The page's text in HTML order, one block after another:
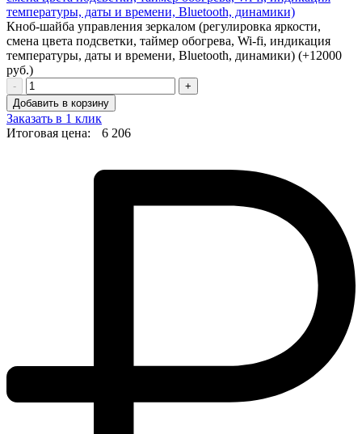
Кноб-шайба управления зеркалом (регулировка яркости,
смена цвета подсветки, таймер обогрева, Wi-fi, индикация
температуры, даты и времени, Bluetooth, динамики) (+12000
руб.)
-
+
Добавить в корзину
Заказать в 1 клик
Итоговая цена:
6 206